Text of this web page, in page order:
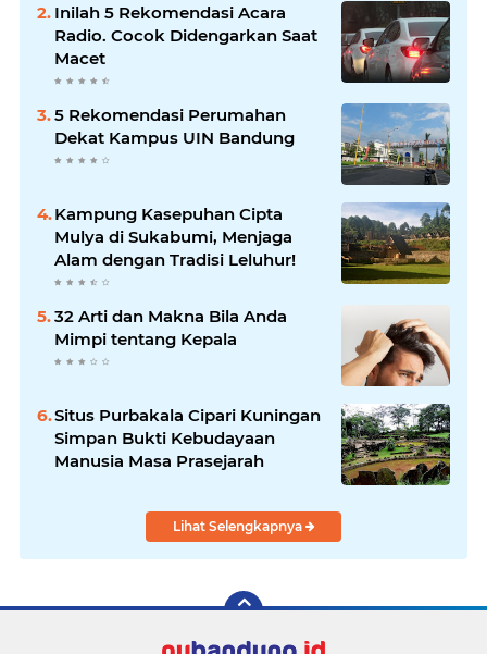
Inilah 5 Rekomendasi Acara
Radio. Cocok Didengarkan Saat
Macet
5 Rekomendasi Perumahan
Dekat Kampus UIN Bandung
Kampung Kasepuhan Cipta
Mulya di Sukabumi, Menjaga
Alam dengan Tradisi Leluhur!
32 Arti dan Makna Bila Anda
Mimpi tentang Kepala
Situs Purbakala Cipari Kuningan
Simpan Bukti Kebudayaan
Manusia Masa Prasejarah
Lihat Selengkapnya